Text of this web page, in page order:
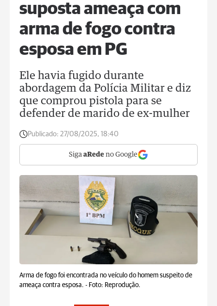
suposta ameaça com
arma de fogo contra
esposa em PG
Ele havia fugido durante
abordagem da Polícia Militar e diz
que comprou pistola para se
defender de marido de ex-mulher
Publicado: 27/08/2025, 18:40
Siga aRede no Google
Arma de fogo foi encontrada no veículo do homem suspeito de
ameaça contra esposa. - Foto: Reprodução.